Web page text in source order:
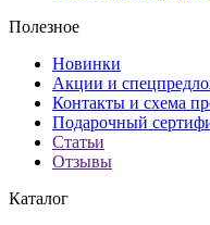
Полезное
Новинки
Акции и
Контакты и схема
Подарочный
Статьи
Отзывы
Каталог